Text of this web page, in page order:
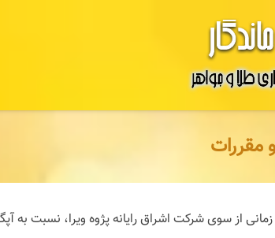
مقررات
از سوی شرکت اشراق رایانه پژوه ویرا، نسبت به